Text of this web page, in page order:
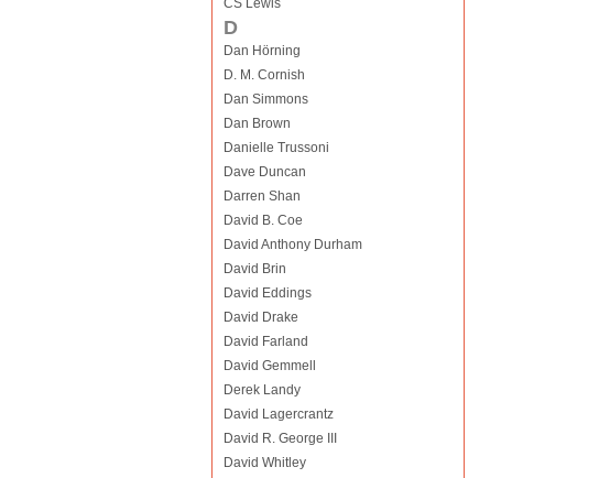
CS Lewis
D
Dan Hörning
D. M. Cornish
Dan Simmons
Dan Brown
Danielle Trussoni
Dave Duncan
Darren Shan
David B. Coe
David Anthony Durham
David Brin
David Eddings
David Drake
David Farland
David Gemmell
Derek Landy
David Lagercrantz
David R. George III
David Whitley